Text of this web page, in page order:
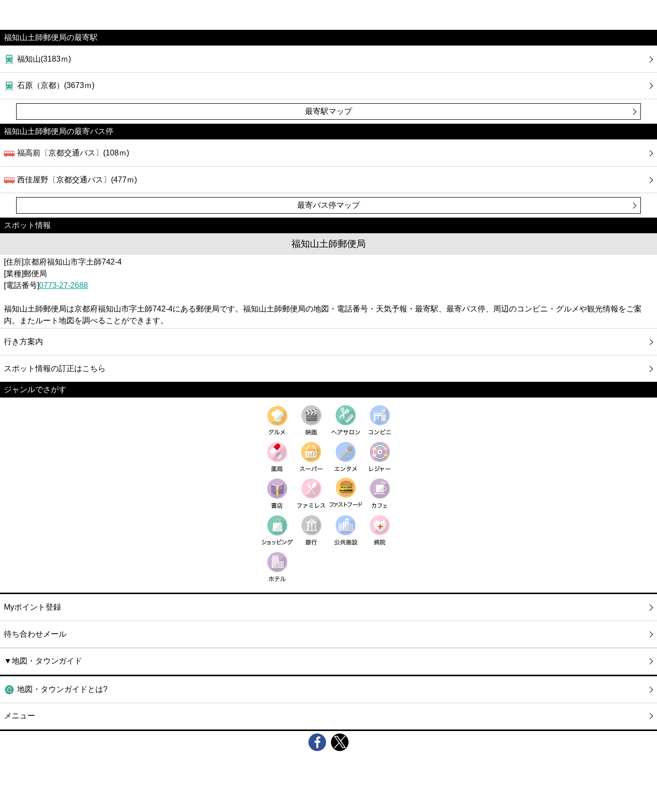
福知山土師郵便局の最寄駅
福知山(3183ｍ)
石原（京都）(3673ｍ)
最寄駅マップ
福知山土師郵便局の最寄バス停
福高前〔京都交通バス〕(108ｍ)
西佳屋野〔京都交通バス〕(477ｍ)
最寄バス停マップ
スポット情報
福知山土師郵便局
[住所]京都府福知山市字土師742-4
[業種]郵便局
[電話番号]0773-27-2688
福知山土師郵便局は京都府福知山市字土師742-4にある郵便局です。福知山土師郵便局の地図・電話番号・天気予報・最寄駅、最寄バス停、周辺のコンビニ・グルメや観光情報をご案
内。またルート地図を調べることができます。
行き方案内
スポット情報の訂正はこちら
ジャンルでさがす
Myポイント登録
待ち合わせメール
▼地図・タウンガイド
地図・タウンガイドとは?
メニュー